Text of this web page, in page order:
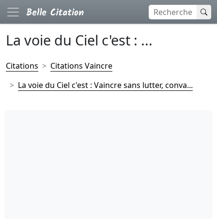
La voie du Ciel c'est : ...
Citations
Citations Vaincre
La voie du Ciel c'est : Vaincre sans lutter, conva...